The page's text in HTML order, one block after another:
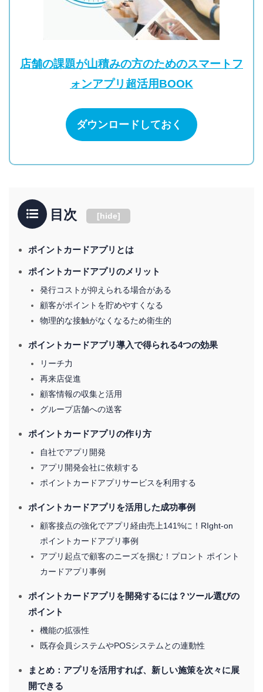
店舗の課題が山積みの方のためのスマートフ
ォンアプリ超活用BOOK
ダウンロードしておく
目次 [hide]
ポイントカードアプリとは
ポイントカードアプリのメリット
発行コストが抑えられる場合がある
顧客がポイントを貯めやすくなる
物理的な接触がなくなるため衛生的
ポイントカードアプリ導入で得られる4つの効果
リーチ力
再来店促進
顧客情報の収集と活用
グループ店舗への送客
ポイントカードアプリの作り方
自社でアプリ開発
アプリ開発会社に依頼する
ポイントカードアプリサービスを利用する
ポイントカードアプリを活用した成功事例
顧客接点の強化でアプリ経由売上141%に！RIght-on
ポイントカードアプリ事例
アプリ起点で顧客のニーズを掴む！プロント ポイント
カードアプリ事例
ポイントカードアプリを開発するには？ツール選びの
ポイント
機能の拡張性
既存会員システムやPOSシステムとの連動性
まとめ：アプリを活用すれば、新しい施策を次々に展
開できる